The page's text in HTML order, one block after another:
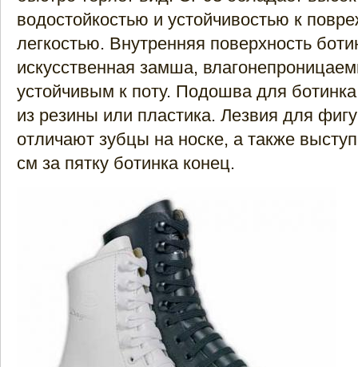
водостойкостью и устойчивостью к
легкостью. Внутренняя поверхность
искусственная замша,
устойчивым к поту. Подошва для ботинка
из резины или пластика. Лезвия для
отличают зубцы на носке, а также
см за пятку ботинка конец.